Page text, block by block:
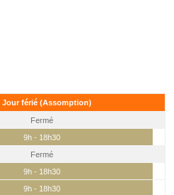
Jour férié (Assomption)
Fermé
9h - 18h30
Fermé
9h - 18h30
9h - 18h30